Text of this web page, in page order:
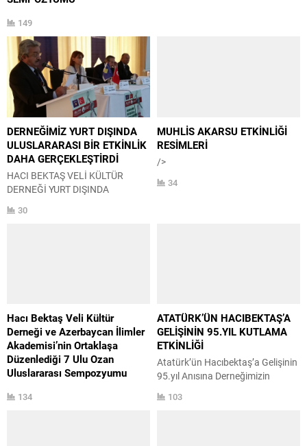
149
DERNEĞİMİZ YURT DIŞINDA
ULUSLARARASI BİR ETKİNLİK
DAHA GERÇEKLEŞTİRDİ
HACI BEKTAŞ VELİ KÜLTÜR
DERNEĞİ YURT DIŞINDA
DAHA GERÇEKLEŞTİRDİ 12-19
sempozyumda akademisyen ve
araştırmacılar bildirileri ile
katılımcıları aydınlatmışlardır
Türkiye, Makedonya, Arnavutluk,
Bulgaristan ve Kosova’dan 25
akademisyen ve araştırmacının...
30
MUHLİS AKARSU ETKİNLİĞİ
RESİMLERİ
/>
34
Hacı Bektaş Veli Kültür
Derneği ve Azerbaycan İlimler
Akademisi’nin Ortaklaşa
Düzenlediği 7 Ulu Ozan
Uluslararası Sempozyumu
134
ATATÜRK’ÜN HACIBEKTAŞ’A
GELİŞİNİN 95.YIL KUTLAMA
ETKİNLİĞİ
Atatürk’ün Hacıbektaş’a Gelişinin
95.yıl Anısına Derneğimizin
Giysileri Defilesi ve (TUBİL) Halk
103